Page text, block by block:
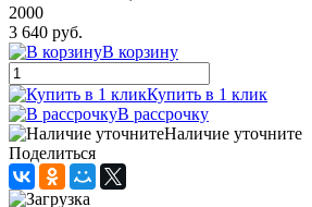
2000
3 640 руб.
В корзину
Купить в 1 клик
В рассрочку
Наличие уточните
Поделиться